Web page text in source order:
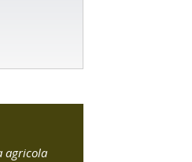
agricola